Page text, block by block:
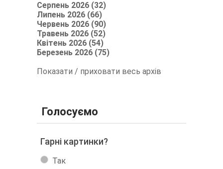
Серпень 2026 (32)
Липень 2026 (66)
Червень 2026 (90)
Травень 2026 (52)
Квітень 2026 (54)
Березень 2026 (75)
Показати / приховати весь архів
Голосуємо
Гарні картинки?
Так